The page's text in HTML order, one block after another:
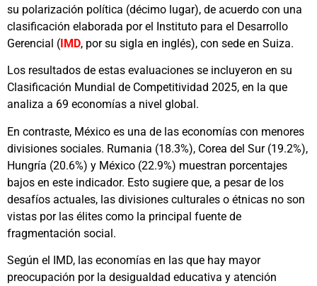
su polarización política (décimo lugar), de acuerdo con una
clasificación elaborada por el Instituto para el Desarrollo
Gerencial (IMD, por su sigla en inglés), con sede en Suiza.
Los resultados de estas evaluaciones se incluyeron en su
Clasificación Mundial de Competitividad 2025, en la que
analiza a 69 economías a nivel global.
En contraste, México es una de las economías con menores
divisiones sociales. Rumania (18.3%), Corea del Sur (19.2%),
Hungría (20.6%) y México (22.9%) muestran porcentajes
bajos en este indicador. Esto sugiere que, a pesar de los
desafíos actuales, las divisiones culturales o étnicas no son
vistas por las élites como la principal fuente de
fragmentación social.
Según el IMD, las economías en las que hay mayor
preocupación por la desigualdad educativa y atención